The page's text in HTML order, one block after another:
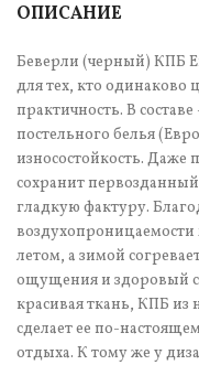
ОПИСАНИЕ
Беверли (черный) КПБ
для тех, кто одинаково
практичность. В
постельного белья
износостойкость. Даже
сохранит
гладкую фактуру.
воздухопроницаемости
летом, а зимой
ощущения и здоровый
красивая ткань, КПБ из
сделает ее по-
отдыха. К тому же у